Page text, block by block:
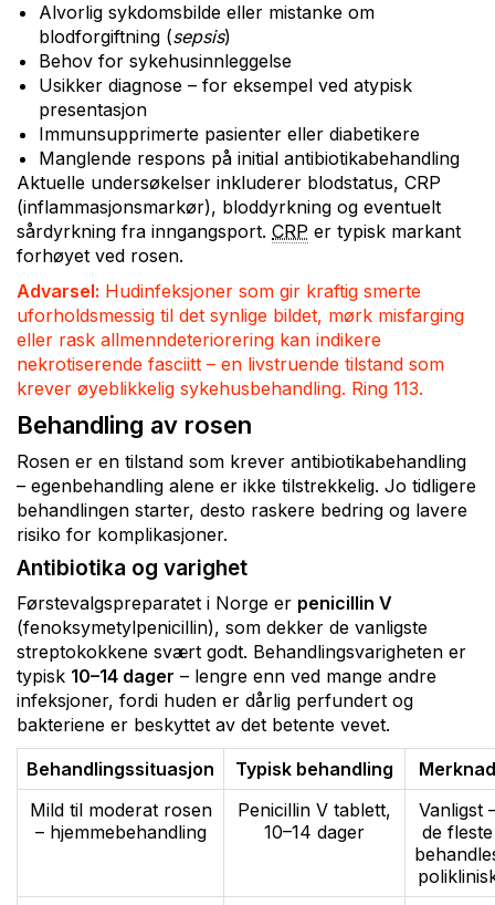
Alvorlig sykdomsbilde eller mistanke om
blodforgiftning (sepsis)
Behov for sykehusinnleggelse
Usikker diagnose – for eksempel ved atypisk
presentasjon
Immunsupprimerte pasienter eller diabetikere
Manglende respons på initial antibiotikabehandling
Aktuelle undersøkelser inkluderer blodstatus, CRP
(inflammasjonsmarkør), bloddyrkning og eventuelt
sårdyrkning fra inngangsport. CRP er typisk markant
forhøyet ved rosen.
Advarsel: Hudinfeksjoner som gir kraftig smerte
uforholdsmessig til det synlige bildet, mørk misfarging
eller rask allmenndeteriorering kan indikere
nekrotiserende fasciitt – en livstruende tilstand som
krever øyeblikkelig sykehusbehandling. Ring 113.
Behandling av rosen
Rosen er en tilstand som krever antibiotikabehandling
– egenbehandling alene er ikke tilstrekkelig. Jo tidligere
behandlingen starter, desto raskere bedring og lavere
risiko for komplikasjoner.
Antibiotika og varighet
Førstevalgspreparatet i Norge er penicillin V
(fenoksymetylpenicillin), som dekker de vanligste
streptokokkene svært godt. Behandlingsvarigheten er
typisk 10–14 dager – lengre enn ved mange andre
infeksjoner, fordi huden er dårlig perfundert og
bakteriene er beskyttet av det betente vevet.
Behandlingssituasjon
Typisk behandling
Merknad
Mild til moderat rosen
– hjemmebehandling
Penicillin V tablett,
10–14 dager
Vanligst
de fleste